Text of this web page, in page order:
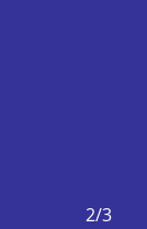
2/3